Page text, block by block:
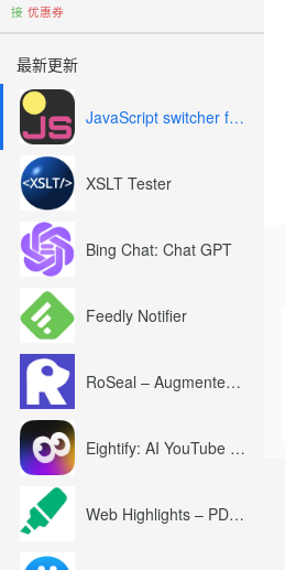
接 优惠券
最新更新
JavaScript switcher for SEO and development
XSLT Tester
Bing Chat: Chat GPT
Feedly Notifier
RoSeal – Augmented Roblox Experience
Eightify: AI YouTube Summary with ChatGPT
Web Highlights – PDF & Web Highlighter